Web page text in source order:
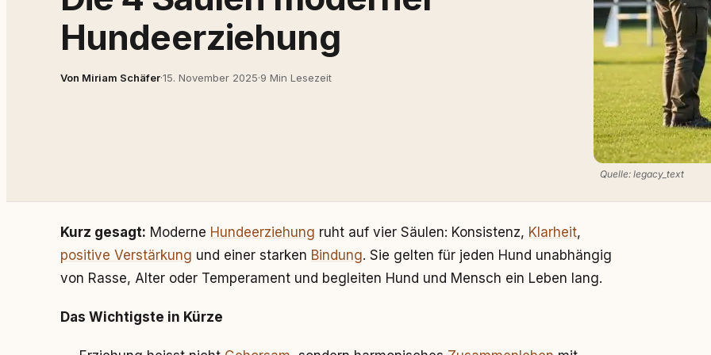
Hundeerziehung
Von Miriam Schäfer·15. November 2025·9 Min Lesezeit
Quelle: legacy_text
Kurz gesagt: Moderne Hundeerziehung ruht auf vier Säulen: Konsistenz, Klarheit,
positive Verstärkung und einer starken Bindung. Sie gelten für jeden Hund unabhängig
von Rasse, Alter oder Temperament und begleiten Hund und Mensch ein Leben lang.
Das Wichtigste in Kürze